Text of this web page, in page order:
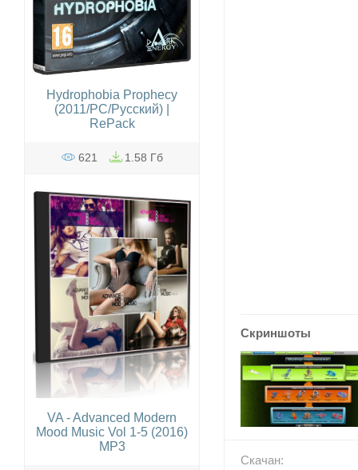
Скриншоты
Скачан:
Hydrophobia Prophecy
(2011/PC/Русский) |
RePack
621 1.58 Гб
VA - Advanced Modern
Mood Music Vol 1-5 (2016)
MP3